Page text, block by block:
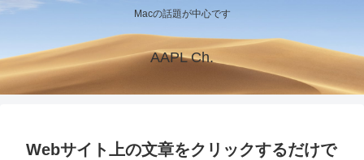
Macの話題が中心です
AAPL Ch.
Webサイト上の文章をクリックするだけで